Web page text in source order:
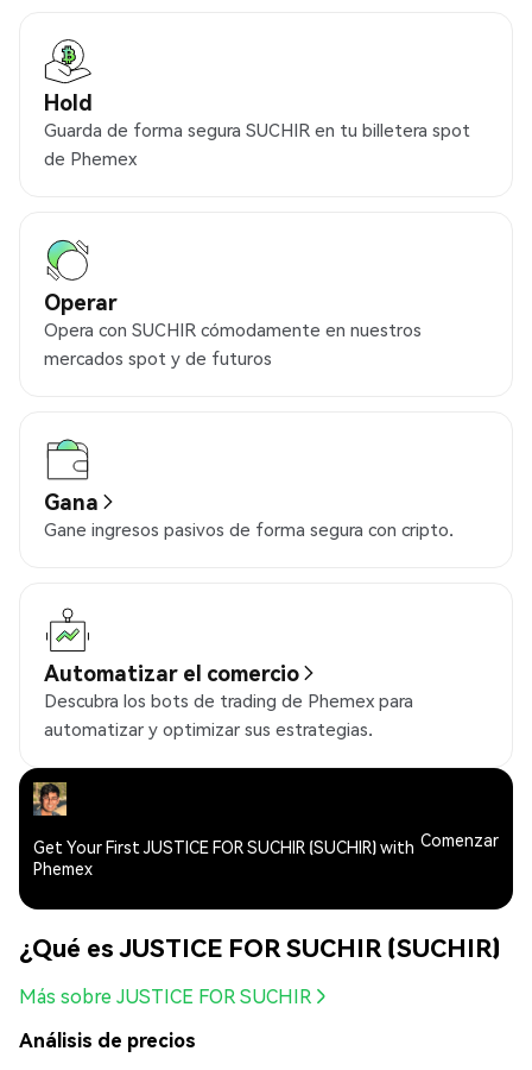
Hold
Guarda de forma segura SUCHIR en tu billetera spot
de Phemex
Operar
Opera con SUCHIR cómodamente en nuestros
mercados spot y de futuros
Gana
Gane ingresos pasivos de forma segura con cripto.
Automatizar el comercio
Descubra los bots de trading de Phemex para
automatizar y optimizar sus estrategias.
Get Your First JUSTICE FOR SUCHIR (SUCHIR) with
Phemex
Comenzar
¿Qué es JUSTICE FOR SUCHIR (SUCHIR)
Más sobre JUSTICE FOR SUCHIR
Análisis de precios